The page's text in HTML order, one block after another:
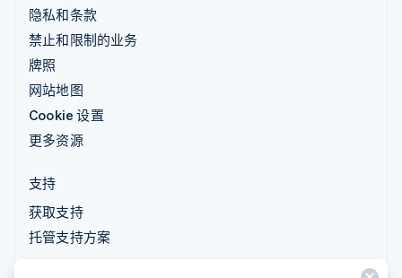
隐私和条款
禁止和限制的业务
牌照
网站地图
Cookie 设置
更多资源
支持
获取支持
托管支持方案